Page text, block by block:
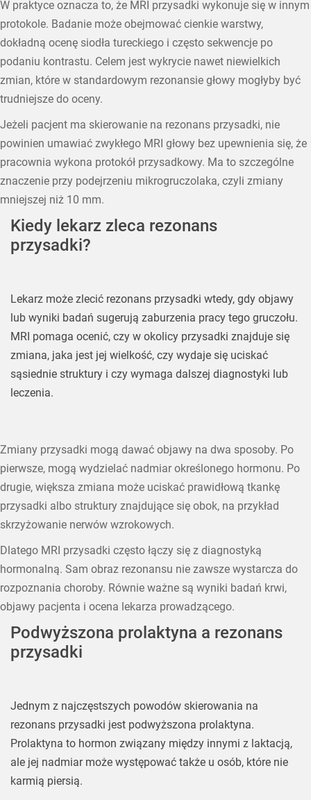
W praktyce oznacza to, że MRI przysadki wykonuje się w innym
protokole. Badanie może obejmować cienkie warstwy,
dokładną ocenę siodła tureckiego i często sekwencje po
podaniu kontrastu. Celem jest wykrycie nawet niewielkich
zmian, które w standardowym rezonansie głowy mogłyby być
trudniejsze do oceny.
Jeżeli pacjent ma skierowanie na rezonans przysadki, nie
powinien umawiać zwykłego MRI głowy bez upewnienia się, że
pracownia wykona protokół przysadkowy. Ma to szczególne
znaczenie przy podejrzeniu mikrogruczolaka, czyli zmiany
mniejszej niż 10 mm.
Kiedy lekarz zleca rezonans
przysadki?
Lekarz może zlecić rezonans przysadki wtedy, gdy objawy
lub wyniki badań sugerują zaburzenia pracy tego gruczołu.
MRI pomaga ocenić, czy w okolicy przysadki znajduje się
zmiana, jaka jest jej wielkość, czy wydaje się uciskać
sąsiednie struktury i czy wymaga dalszej diagnostyki lub
leczenia.
Zmiany przysadki mogą dawać objawy na dwa sposoby. Po
pierwsze, mogą wydzielać nadmiar określonego hormonu. Po
drugie, większa zmiana może uciskać prawidłową tkankę
przysadki albo struktury znajdujące się obok, na przykład
skrzyżowanie nerwów wzrokowych.
Dlatego MRI przysadki często łączy się z diagnostyką
hormonalną. Sam obraz rezonansu nie zawsze wystarcza do
rozpoznania choroby. Równie ważne są wyniki badań krwi,
objawy pacjenta i ocena lekarza prowadzącego.
Podwyższona prolaktyna a rezonans
przysadki
Jednym z najczęstszych powodów skierowania na
rezonans przysadki jest podwyższona prolaktyna.
Prolaktyna to hormon związany między innymi z laktacją,
ale jej nadmiar może występować także u osób, które nie
karmią piersią.